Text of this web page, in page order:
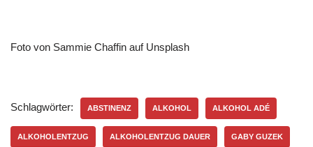
Foto von Sammie Chaffin auf Unsplash
Schlagwörter: ABSTINENZ ALKOHOL ALKOHOL ADÉ
ALKOHOLENTZUG ALKOHOLENTZUG DAUER GABY GUZEK